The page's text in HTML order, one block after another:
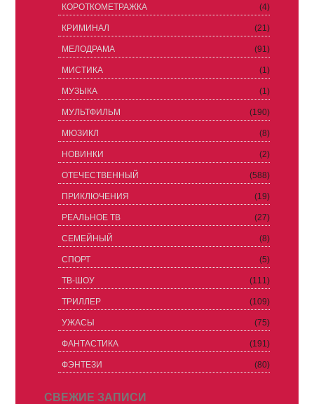
КОРОТКОМЕТРАЖКА (4)
КРИМИНАЛ (21)
МЕЛОДРАМА (91)
МИСТИКА (1)
МУЗЫКА (1)
МУЛЬТФИЛЬМ (190)
МЮЗИКЛ (8)
НОВИНКИ (2)
ОТЕЧЕСТВЕННЫЙ (588)
ПРИКЛЮЧЕНИЯ (19)
РЕАЛЬНОЕ ТВ (27)
СЕМЕЙНЫЙ (8)
СПОРТ (5)
ТВ-ШОУ (111)
ТРИЛЛЕР (109)
УЖАСЫ (75)
ФАНТАСТИКА (191)
ФЭНТЕЗИ (80)
СВЕЖИЕ ЗАПИСИ